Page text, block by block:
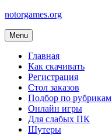
Skip
content
notorgames.org
Menu
Главная
Как скачивать
Регистрация
Стол заказов
Подбор по рубрикам
Онлайн игры
Для слабых ПК
Шутеры